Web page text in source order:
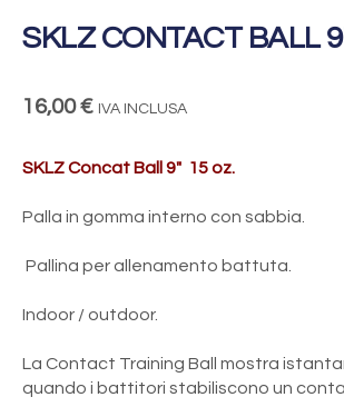
SKLZ CONTACT BALL
16,00 € IVA INCLUSA
SKLZ Concat Ball 9″ 15 oz.
Palla in gomma interno con sabbia.
Pallina per allenamento battuta.
Indoor / outdoor.
La Contact Training Ball mostra
quando i battitori stabiliscono un